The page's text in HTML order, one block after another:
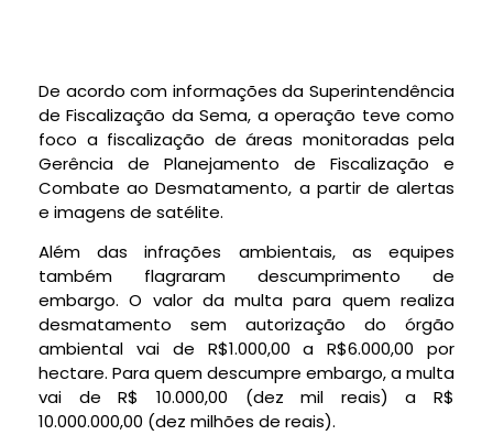
De acordo com informações da Superintendência
de Fiscalização da Sema, a operação teve como
foco a fiscalização de áreas monitoradas pela
Gerência de Planejamento de Fiscalização e
Combate ao Desmatamento, a partir de alertas
e imagens de satélite.
Além das infrações ambientais, as equipes
também flagraram descumprimento de
embargo. O valor da multa para quem realiza
desmatamento sem autorização do órgão
ambiental vai de R$1.000,00 a R$6.000,00 por
hectare. Para quem descumpre embargo, a multa
vai de R$ 10.000,00 (dez mil reais) a R$
10.000.000,00 (dez milhões de reais).